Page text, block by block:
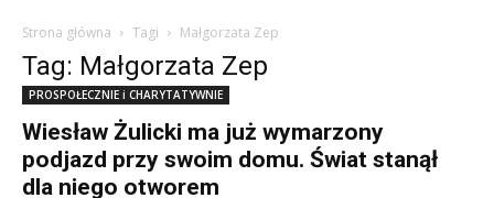
Strona główna Tagi Małgorzata Zep
Tag: Małgorzata Zep
PROSPOŁECZNIE i CHARYTATYWNIE
Wiesław Żulicki ma już wymarzony
podjazd przy swoim domu. Świat stanął
dla niego otworem